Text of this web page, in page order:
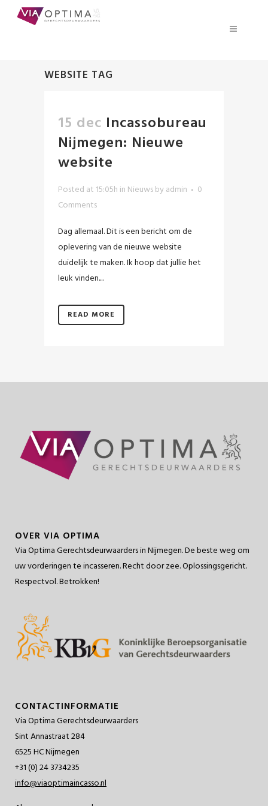
WEBSITE TAG
15 dec Incassobureau
Nijmegen: Nieuwe
website
Posted at 15:05h in Nieuwsbyadmin
0
Comments
Dag allemaal. Dit is een bericht om de
oplevering van de nieuwe website
duidelijk te maken. Ik hoop dat jullie het
leuk vinden....
READ MORE
OVER VIA OPTIMA
Via Optima Gerechtsdeurwaarders in Nijmegen. De beste weg om
uw vorderingen te incasseren. Recht door zee. Oplossingsgericht.
Respectvol. Betrokken!
CONTACTINFORMATIE
Via Optima Gerechtsdeurwaarders
Sint Annastraat 284
6525 HC Nijmegen
+31 (0) 24 3734235
info@viaoptimaincasso.nl